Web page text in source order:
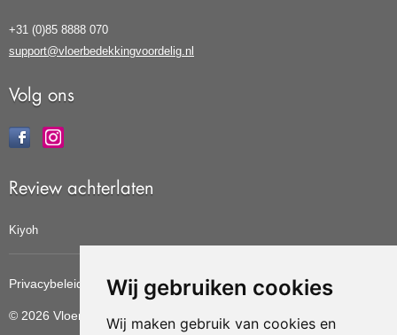
Wij gebruiken cookies
Wij maken gebruik van cookies en
+31 (0)85 8888 070
support@vloerbedekkingvoordelig.nl
Volg ons
Review achterlaten
Kiyoh
Privacybeleid Cookiebeleid Update cookies voorkeuren
© 2026 Vloerbedekkingvoordelig